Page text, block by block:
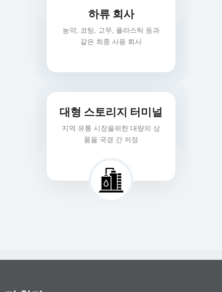
하류 회사
농약, 코팅, 고무, 플라스틱 등과
같은 최종 사용 회사
대형 스토리지 터미널
지역 유통 시장을위한 대량의 상
품을 국경 간 저장